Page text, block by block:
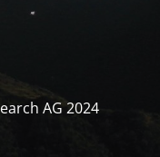
AG 2024